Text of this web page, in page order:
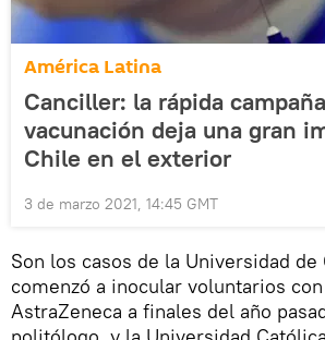
América Latina
Canciller: la rápida
vacunación deja una gran
Chile en el exterior
3 de marzo 2021, 14:45 GMT
Son los casos de la Universidad de
comenzó a inocular voluntarios
AstraZeneca a finales del año